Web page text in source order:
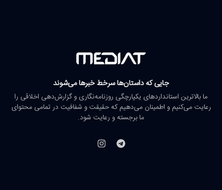
جایی که داستان‌ها سرخط خبرها می‌شوند
ما بالاترین استانداردهای یکپارچگی روزنامه‌نگاری و گزارش‌دهی اخلاقی را
رعایت می‌کنیم و اطمینان می‌دهیم که حقیقت و شفافیت در تمامی محتوای
ما برجسته و رعایت شود.